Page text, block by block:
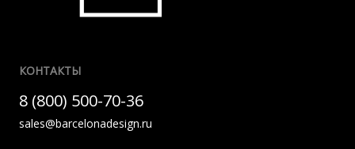
КОНТАКТЫ
8 (800) 500-70-36
sales@barcelonadesign.ru